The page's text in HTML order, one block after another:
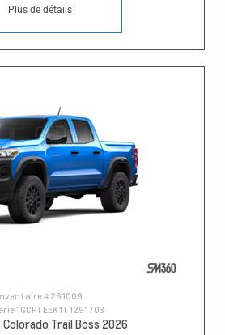
Plus de détails
# 261009
1GCPTEEK1T1291703
Trail Boss 2026